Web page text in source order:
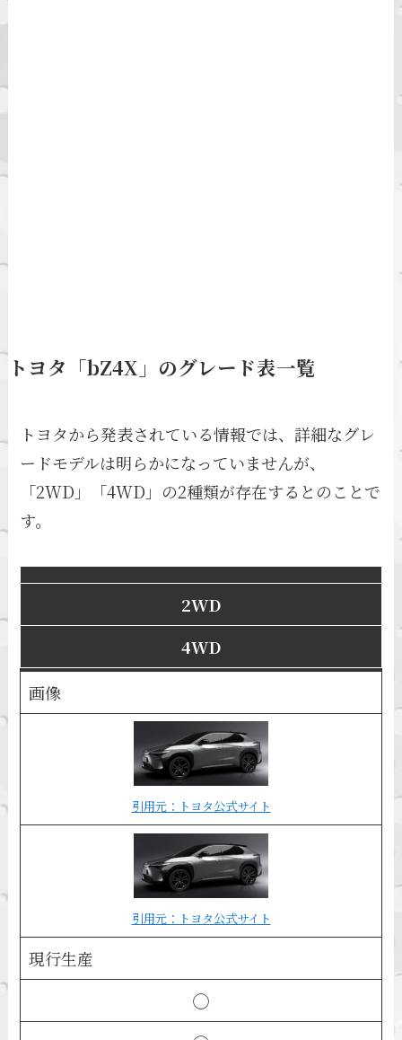
トヨタ「bZ4X」のグレード表一覧
トヨタから発表されている情報では、詳細なグレ
ードモデルは明らかになっていませんが、
「2WD」「4WD」の2種類が存在するとのことで
す。
2WD
4WD
画像
引用元：トヨタ公式サイト
引用元：トヨタ公式サイト
現行生産
◯